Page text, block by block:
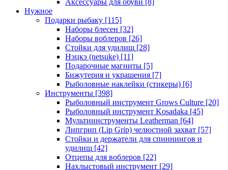
Аксессуары для обуви [8]
Нужное
Подарки рыбаку [115]
Наборы блесен [32]
Наборы воблеров [26]
Стойки для удилищ [28]
Нэцкэ (netsuke) [11]
Подарочные магниты [5]
Бижутерия и украшения [7]
Рыболовные наклейки (стикеры) [6]
Инструменты [398]
Рыболовный инструмент Grows Culture [20]
Рыболовный инструмент Kosadaka [45]
Мультиинструменты Leatherman [64]
Липгрип (Lip Grip) челюстной захват [57]
Стойки и держатели для спиннингов и
удилищ [42]
Отцепы для воблеров [22]
Нахлыстовый инструмент [29]